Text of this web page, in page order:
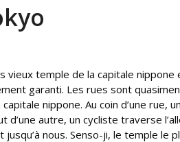
vieux temple de la capitale
garanti. Les rues sont
nippone. Au coin d’une rue,
autre, un cycliste traverse
nous. Senso-ji, le temple le